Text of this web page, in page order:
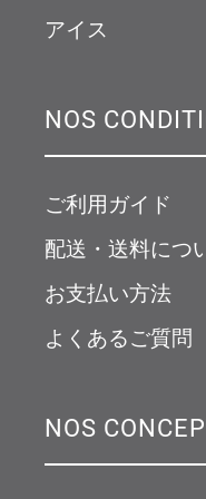
アイス
NOS
ご利用ガイド
配送・送料につ
お支払い方法
よくあるご質問
NOS